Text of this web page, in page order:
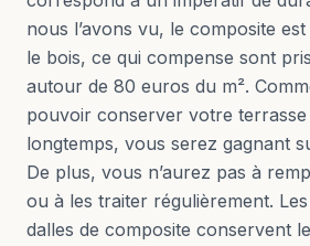
nous l’avons vu, le composite
le bois, ce qui compense sont
autour de 80 euros du m².
pouvoir conserver votre
longtemps, vous serez gagnant
De plus, vous n’aurez pas à
ou à les traiter régulièrement.
dalles de composite conservent